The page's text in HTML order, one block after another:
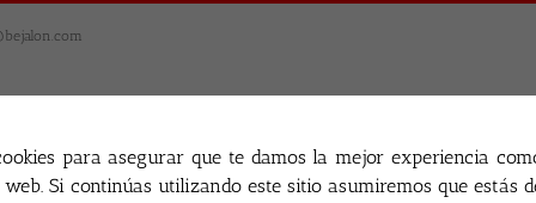
para asegurar que te damos la mejor experiencia
Si continúas utilizando este sitio asumiremos que estás